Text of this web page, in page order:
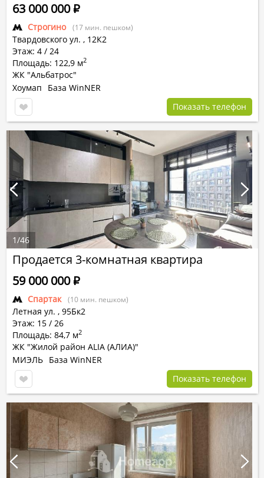
Строгино (17 мин. пешком)
Твардовского ул. , 12К2
Этаж: 4 / 24
Площадь: 122,9 м2
ЖК "Альбатрос"
63 000 000Р
Хоумап
База WinNER
Показать телефон
Продается 3-комнатная квартира
Спартак (10 мин. пешком)
Летная ул. , 95Бк2
Этаж: 15 / 26
Площадь: 84,7 м2
ЖК "Жилой район ALIA (АЛИА)"
59 000 000Р
МИЭЛЬ База WinNER
Показать телефон
1/46